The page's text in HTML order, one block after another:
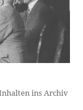
ins Archiv